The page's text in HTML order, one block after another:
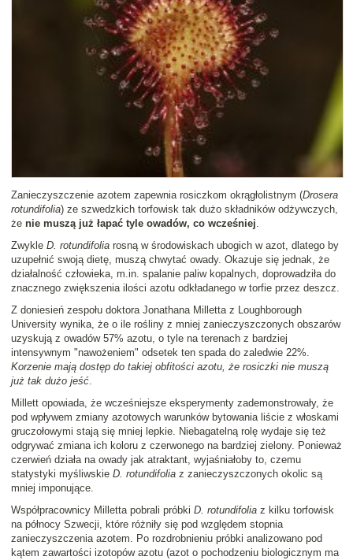
Zanieczyszczenie azotem zapewnia rosiczkom okrągłolistnym (Drosera
rotundifolia) ze szwedzkich torfowisk tak dużo składników odżywczych,
że nie muszą już łapać tyle owadów, co wcześniej.
Zwykle D. rotundifolia rosną w środowiskach ubogich w azot, dlatego by
uzupełnić swoją dietę, muszą chwytać owady. Okazuje się jednak, że
działalność człowieka, m.in. spalanie paliw kopalnych, doprowadziła do
znacznego zwiększenia ilości azotu odkładanego w torfie przez deszcz.
Z doniesień zespołu doktora Jonathana Milletta z Loughborough
University wynika, że o ile rośliny z mniej zanieczyszczonych obszarów
uzyskują z owadów 57% azotu, o tyle na terenach z bardziej
intensywnym "nawożeniem" odsetek ten spada do zaledwie 22%.
Korzenie mają dostęp do takiej obfitości azotu, że rosiczki nie muszą
już tak dużo jeść.
Millett opowiada, że wcześniejsze eksperymenty zademonstrowały, że
pod wpływem zmiany azotowych warunków bytowania liście z włoskami
gruczołowymi stają się mniej lepkie. Niebagatelną rolę wydaje się też
odgrywać zmiana ich koloru z czerwonego na bardziej zielony. Ponieważ
czerwień działa na owady jak atraktant, wyjaśniałoby to, czemu
statystyki myśliwskie D. rotundifolia z zanieczyszczonych okolic są
mniej imponujące.
Współpracownicy Milletta pobrali próbki D. rotundifolia z kilku torfowisk
na północy Szwecji, które różniły się pod względem stopnia
zanieczyszczenia azotem. Po rozdrobnieniu próbki analizowano pod
kątem zawartości izotopów azotu (azot o pochodzeniu biologicznym ma